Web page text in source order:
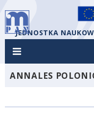
JEDNOSTKA
ANNALES